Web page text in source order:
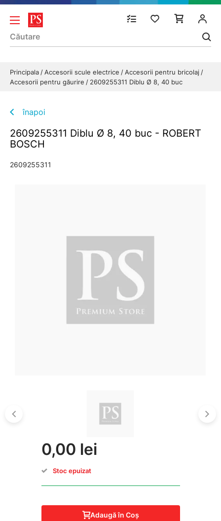
Principala Accesorii scule electrice
Accesorii pentru bricolaj
Accesorii pentru găurire
2609255311 Diblu Ø 8, 40 buc
înapoi
2609255311 Diblu Ø 8, 40 buc - ROBERT
BOSCH
2609255311
0,00 lei
Stoc epuizat
Adaugă în Coş